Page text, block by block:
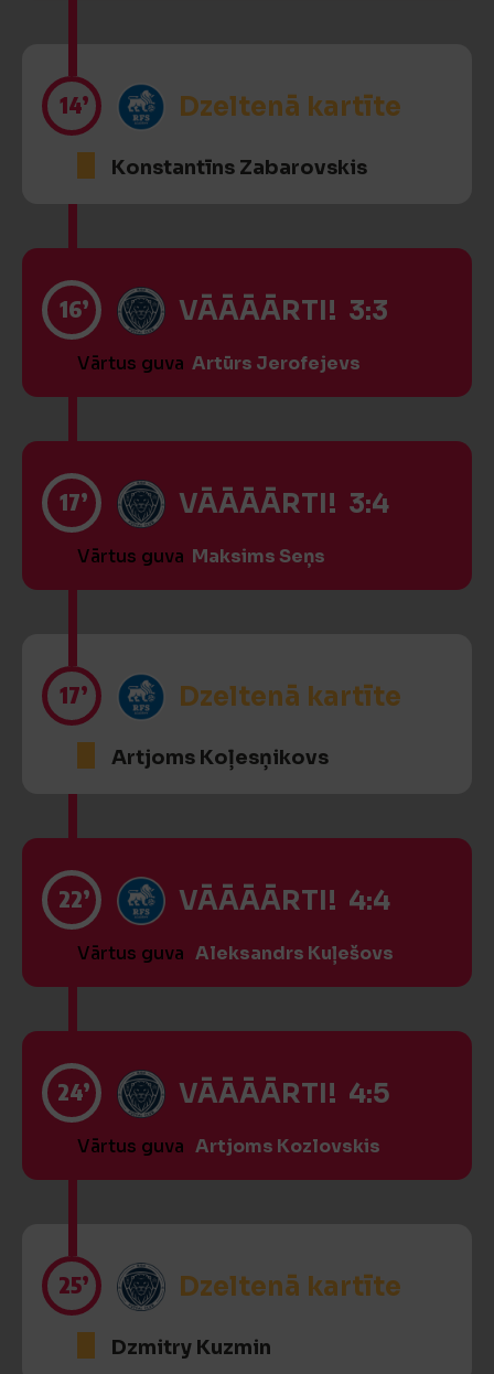
14’ Dzeltenā kartīte
Konstantīns Zabarovskis
16’ VĀĀĀĀRTI! 3:3
Vārtus guva Artūrs Jerofejevs
17’ VĀĀĀĀRTI! 3:4
Vārtus guva Maksims Seņs
17’ Dzeltenā kartīte
Artjoms Koļesņikovs
22’ VĀĀĀĀRTI! 4:4
Vārtus guva Aleksandrs Kuļešovs
24’ VĀĀĀĀRTI! 4:5
Vārtus guva Artjoms Kozlovskis
25’ Dzeltenā kartīte
Dzmitry Kuzmin